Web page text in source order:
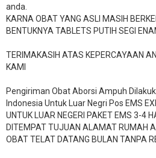
anda.
KARNA OBAT YANG ASLI MASIH
BENTUKNYA TABLETS PUTIH SEGI
TERIMAKASIH ATAS KEPERCAYAAN
KAMI
Pengiriman Obat Aborsi Ampuh
Indonesia Untuk Luar Negri Pos EMS
UNTUK LUAR NEGERI PAKET EMS 3-4
DITEMPAT TUJUAN ALAMAT RUMAH
OBAT TELAT DATANG BULAN TANPA